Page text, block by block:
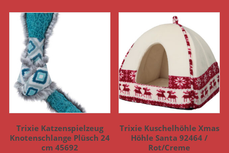
Trixie Katzenspielzeug
Knotenschlange Plüsch 24
cm 45692
Trixie Kuschelhöhle Xmas
Höhle Santa 92464 /
Rot/Creme